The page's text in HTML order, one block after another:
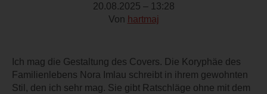
20.08.2025 – 13:28
Von hartmaj
Ich mag die Gestaltung des Covers. Die Koryphäe des
Familienlebens Nora Imlau schreibt in ihrem gewohnten
Stil, den ich sehr mag. Sie gibt Ratschläge ohne mit dem